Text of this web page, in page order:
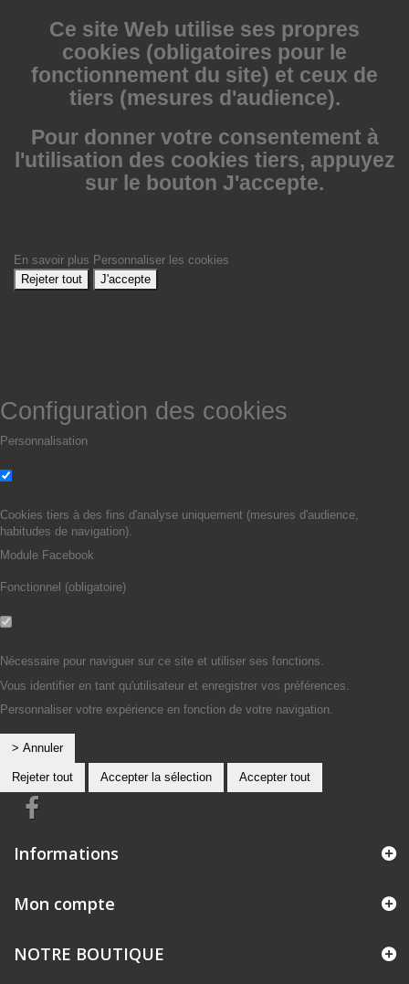
Ce site Web utilise ses propres
cookies (obligatoires pour le
fonctionnement du site) et ceux de
tiers (mesures d'audience).
Pour donner votre consentement à
l'utilisation des cookies tiers, appuyez
sur le bouton J'accepte.
En savoir plus Personnaliser les cookies
Rejeter tout
J'accepte
Configuration des cookies
Personnalisation
Cookies tiers à des fins d'analyse uniquement (mesures d'audience,
habitudes de navigation).
Module Facebook
Fonctionnel (obligatoire)
Nécessaire pour naviguer sur ce site et utiliser ses fonctions.
Vous identifier en tant qu'utilisateur et enregistrer vos préférences.
Personnaliser votre expérience en fonction de votre navigation.
> Annuler
Rejeter tout Accepter la sélection Accepter tout
Informations
Mon compte
NOTRE BOUTIQUE